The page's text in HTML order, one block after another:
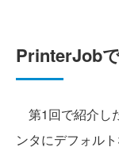
PrinterJob
第1回で紹介し
ンタにデフォル